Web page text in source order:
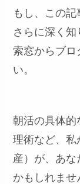
もし、この記
さらに深く
索窓からブロ
い。
朝活の具体的
理術など、私
産）が、あな
かもしれませ